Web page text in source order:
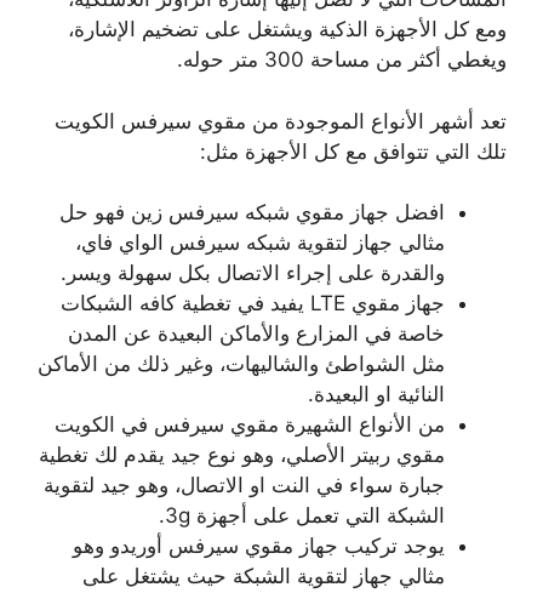
ومع كل الأجهزة الذكية ويشتغل على تضخيم الإشارة،
ويغطي أكثر من مساحة 300 متر حوله.
تعد أشهر الأنواع الموجودة من مقوي سيرفس الكويت
تلك التي تتوافق مع كل الأجهزة مثل:
افضل جهاز مقوي شبكه سيرفس زين فهو حل
مثالي جهاز لتقوية شبكه سيرفس الواي فاي،
والقدرة على إجراء الاتصال بكل سهولة ويسر.
جهاز مقوي LTE يفيد في تغطية كافه الشبكات
خاصة في المزارع والأماكن البعيدة عن المدن
مثل الشواطئ والشاليهات، وغير ذلك من الأماكن
النائية او البعيدة.
من الأنواع الشهيرة مقوي سيرفس في الكويت
مقوي ربيتر الأصلي، وهو نوع جيد يقدم لك تغطية
جبارة سواء في النت او الاتصال، وهو جيد لتقوية
الشبكة التي تعمل على أجهزة 3g.
يوجد تركيب جهاز مقوي سيرفس أوريدو وهو
مثالي جهاز لتقوية الشبكة حيث يشتغل على